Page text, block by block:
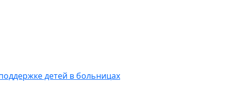
детей в больницах